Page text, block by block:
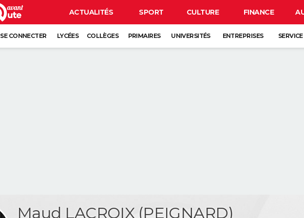
ACTUALITÉS SPORT CULTURE FINANCE
SE CONNECTER LYCÉES COLLÈGES PRIMAIRES UNIVERSITÉS ENTREPRISES
Maud LACROIX (PEIGNARD)